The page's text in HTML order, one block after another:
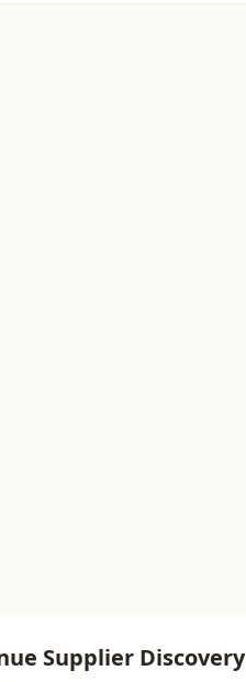
Supplier Discovery